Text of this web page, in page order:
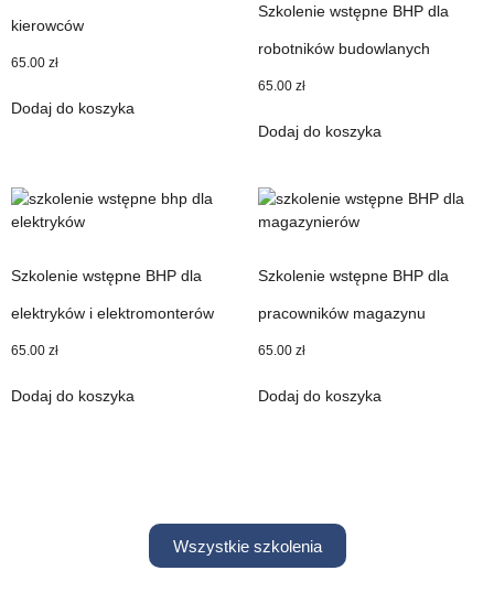
kierowców
65.00 zł
Dodaj do koszyka
Szkolenie wstępne BHP dla
robotników budowlanych
65.00 zł
Dodaj do koszyka
Szkolenie wstępne BHP dla
elektryków i elektromonterów
65.00 zł
Dodaj do koszyka
Szkolenie wstępne BHP dla
pracowników magazynu
65.00 zł
Dodaj do koszyka
Wszystkie szkolenia